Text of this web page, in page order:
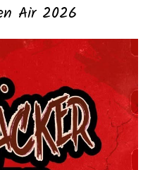
Air 2026